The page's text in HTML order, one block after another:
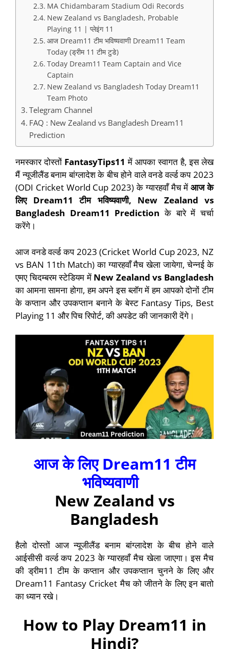
MA Chidambaram Stadium Odi Records
New Zealand vs Bangladesh, Probable
Playing 11 | प्लेइंग 11
आज Dream11 टीम भविष्यवाणी Dream11 Team
Today (ड्रीम 11 टीम टुडे)
Today Dream11 Team Captain and Vice
Captain
New Zealand vs Bangladesh Today Dream11
Team Photo
Telegram Channel
FAQ : New Zealand vs Bangladesh Dream11
Prediction
नमस्कार दोस्तों FantasyTips11 में आपका स्वागत है, इस लेख
मैं न्यूजीलैंड बनाम बांग्लादेश के बीच होने वाले वनडे वर्ल्ड कप 2023
(ODI Cricket World Cup 2023) के ग्यारहवाँ मैच मेंआज के
लिए Dream11 टीम भविष्यवाणी, New Zealand vs
Bangladesh Dream11 Prediction के बारे में चर्चा
करेंगे।
आज वनडे वर्ल्ड कप 2023 (Cricket World Cup 2023, NZ
vs BAN 11th Match) का ग्यारहवाँ मैच खेला जायेगा, चेन्नई के
एमए चिदम्बरम स्टेडियम में New Zealand vs Bangladesh
का आमना सामना होगा, हम अपने इस ब्लॉग में हम आपको दोनों टीम
के कप्तान और उपकप्तान बनाने के बेस्ट Fantasy Tips, Best
Playing 11 और पिच रिपोर्ट, की अपडेट की जानकारी देंगे।
आज के लिए Dream11 टीम
भविष्यवाणी
New Zealand vs
Bangladesh
हैलो दोस्तों आज न्यूजीलैंड बनाम बांग्लादेश के बीच होने वाले
आईसीसी वर्ल्ड कप 2023 के ग्यारहवाँ मैच खेला जाएगा। इस मैच
की ड्रीम11 टीम के कप्तान और उपकप्तान चुनने के लिए और
Dream11 Fantasy Cricket मैच को जीतने के लिए इन बातो
का ध्यान रखे।
How to Play Dream11 in
Hindi?